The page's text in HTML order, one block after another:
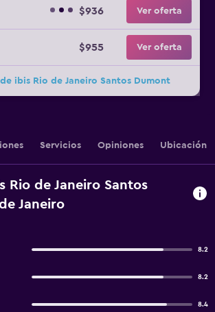
$936 Ver oferta
$955 Ver oferta
ibis Rio de Janeiro Santos Dumont
Servicios Opiniones Ubicación
Rio de Janeiro Santos
Janeiro
8.2
8.2
8.4